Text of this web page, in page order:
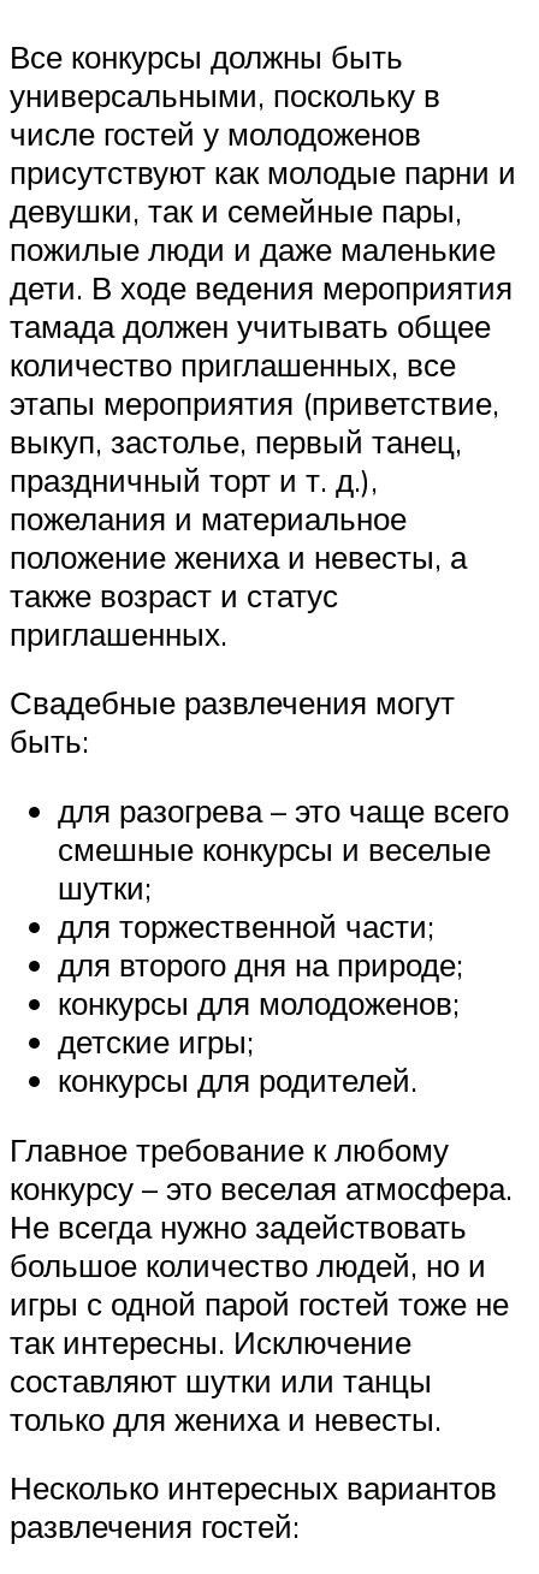
Все конкурсы должны быть
универсальными, поскольку в
числе гостей у молодоженов
присутствуют как молодые парни и
девушки, так и семейные пары,
пожилые люди и даже маленькие
дети. В ходе ведения мероприятия
тамада должен учитывать общее
количество приглашенных, все
этапы мероприятия (приветствие,
выкуп, застолье, первый танец,
праздничный торт и т. д.),
пожелания и материальное
положение жениха и невесты, а
также возраст и статус
приглашенных.
Свадебные развлечения могут
быть:
для разогрева – это чаще всего
смешные конкурсы и веселые
шутки;
для торжественной части;
для второго дня на природе;
конкурсы для молодоженов;
детские игры;
конкурсы для родителей.
Главное требование к любому
конкурсу – это веселая атмосфера.
Не всегда нужно задействовать
большое количество людей, но и
игры с одной парой гостей тоже не
так интересны. Исключение
составляют шутки или танцы
только для жениха и невесты.
Несколько интересных вариантов
развлечения гостей: